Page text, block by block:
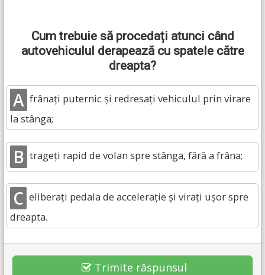
Cum trebuie să procedați atunci când
autovehiculul derapează cu spatele către
dreapta?
A frânați puternic și redresați vehiculul prin virare
la stânga;
B trageți rapid de volan spre stânga, fără a frâna;
C eliberați pedala de accelerație și virați ușor spre
dreapta.
Trimite răspunsul